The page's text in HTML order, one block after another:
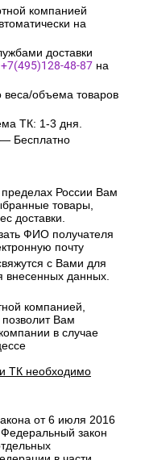
компанией
на
доставки
+7(495)128-48-87 на
веса/объема товаров
ТК: 1-3 дня.
Бесплатно
пределах России Вам
товары,
доставки.
ФИО получателя
почту
с Вами для
внесенных данных.
компанией,
Вам
в случае
ТК необходимо
от 6 июля 2016
закон